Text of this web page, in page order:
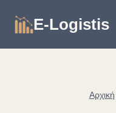
E-Logistis
Αρχική